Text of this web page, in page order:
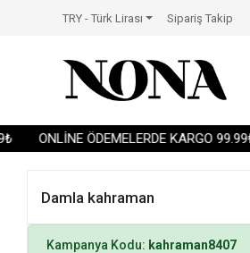
ONLİNE ÖDEMELERDE KARGO 99.99₺
TRY - Türk Lirası Sipariş Takip
Damla kahraman
Kampanya Kodu: kahraman8407